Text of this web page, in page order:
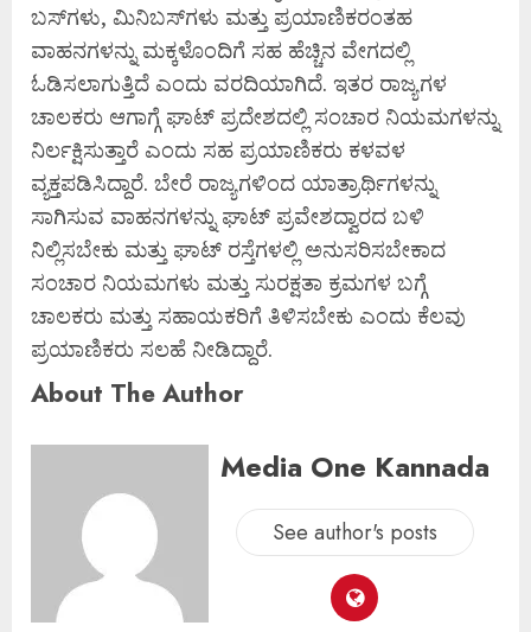
ಬಸ್‌ಗಳು, ಮಿನಿಬಸ್‌ಗಳು ಮತ್ತು ಪ್ರಯಾಣಿಕರಂತಹ
ವಾಹನಗಳನ್ನು ಮಕ್ಕಳೊಂದಿಗೆ ಸಹ ಹೆಚ್ಚಿನ ವೇಗದಲ್ಲಿ
ಓಡಿಸಲಾಗುತ್ತಿದೆ ಎಂದು ವರದಿಯಾಗಿದೆ. ಇತರ ರಾಜ್ಯಗಳ
ಚಾಲಕರು ಆಗಾಗ್ಗೆ ಘಾಟ್ ಪ್ರದೇಶದಲ್ಲಿ ಸಂಚಾರ ನಿಯಮಗಳನ್ನು
ನಿರ್ಲಕ್ಷಿಸುತ್ತಾರೆ ಎಂದು ಸಹ ಪ್ರಯಾಣಿಕರು ಕಳವಳ
ವ್ಯಕ್ತಪಡಿಸಿದ್ದಾರೆ. ಬೇರೆ ರಾಜ್ಯಗಳಿಂದ ಯಾತ್ರಾರ್ಥಿಗಳನ್ನು
ಸಾಗಿಸುವ ವಾಹನಗಳನ್ನು ಘಾಟ್ ಪ್ರವೇಶದ್ವಾರದ ಬಳಿ
ನಿಲ್ಲಿಸಬೇಕು ಮತ್ತು ಘಾಟ್ ರಸ್ತೆಗಳಲ್ಲಿ ಅನುಸರಿಸಬೇಕಾದ
ಸಂಚಾರ ನಿಯಮಗಳು ಮತ್ತು ಸುರಕ್ಷತಾ ಕ್ರಮಗಳ ಬಗ್ಗೆ
ಚಾಲಕರು ಮತ್ತು ಸಹಾಯಕರಿಗೆ ತಿಳಿಸಬೇಕು ಎಂದು ಕೆಲವು
ಪ್ರಯಾಣಿಕರು ಸಲಹೆ ನೀಡಿದ್ದಾರೆ.
About The Author
Media One Kannada
See author's posts